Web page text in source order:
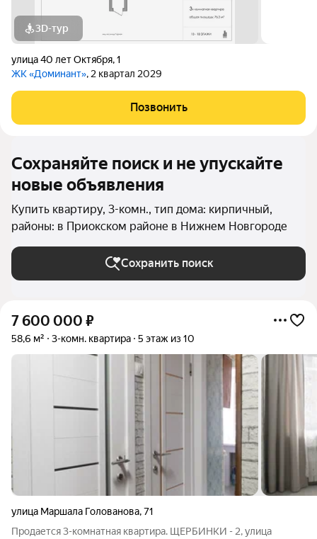
3D-тур
улица 40 лет Октября,1
ЖК «Доминант», 2 квартал 2029
Позвонить
Сохраняйте поиск и не упускайте
новые объявления
Купить квартиру, 3-комн., тип дома: кирпичный,
районы: в Приокском районе в Нижнем Новгороде
Сохранить поиск
7 600 000 ₽
58,6 м² 3-комн. квартира 5 этаж из 10
улица Маршала Голованова,71
Продается 3-комнатная квартира. ЩЕРБИНКИ - 2, улица